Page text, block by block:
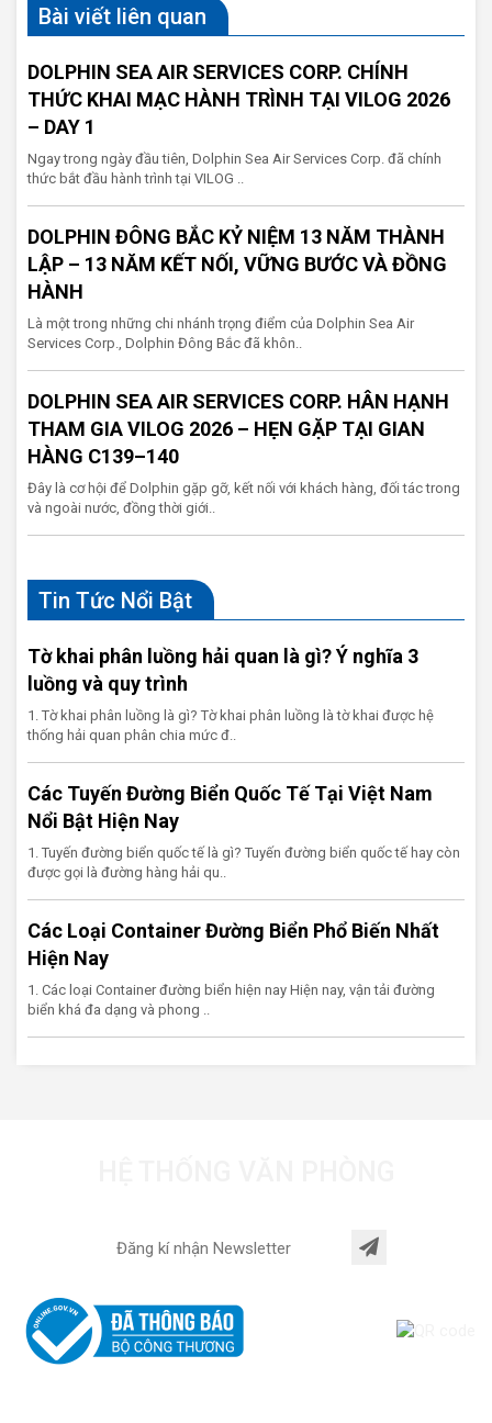
Bài viết liên quan
DOLPHIN SEA AIR SERVICES CORP. CHÍNH
THỨC KHAI MẠC HÀNH TRÌNH TẠI VILOG 2026
– DAY 1
Ngay trong ngày đầu tiên, Dolphin Sea Air Services Corp. đã chính
thức bắt đầu hành trình tại VILOG ..
DOLPHIN ĐÔNG BẮC KỶ NIỆM 13 NĂM THÀNH
LẬP – 13 NĂM KẾT NỐI, VỮNG BƯỚC VÀ ĐỒNG
HÀNH
Là một trong những chi nhánh trọng điểm của Dolphin Sea Air
Services Corp., Dolphin Đông Bắc đã khôn..
DOLPHIN SEA AIR SERVICES CORP. HÂN HẠNH
THAM GIA VILOG 2026 – HẸN GẶP TẠI GIAN
HÀNG C139–140
Đây là cơ hội để Dolphin gặp gỡ, kết nối với khách hàng, đối tác trong
và ngoài nước, đồng thời giới..
Tin Tức Nổi Bật
Tờ khai phân luồng hải quan là gì? Ý nghĩa 3
luồng và quy trình
1. Tờ khai phân luồng là gì? Tờ khai phân luồng là tờ khai được hệ
thống hải quan phân chia mức đ..
Các Tuyến Đường Biển Quốc Tế Tại Việt Nam
Nổi Bật Hiện Nay
1. Tuyến đường biển quốc tế là gì? Tuyến đường biển quốc tế hay còn
được gọi là đường hàng hải qu..
Các Loại Container Đường Biển Phổ Biến Nhất
Hiện Nay
1. Các loại Container đường biển hiện nay Hiện nay, vận tải đường
biển khá đa dạng và phong ..